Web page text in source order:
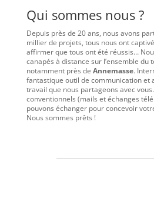
Qui sommes nous ?
Depuis près de 20 ans, nous avons
millier de projets, tous nous ont
affirmer que tous ont été réussis…
canapés à distance sur l’ensemble
notamment près de Annemasse.
fantastique outil de communication et
travail que nous partageons avec
conventionnels (mails et échanges
pouvons échanger pour concevoir
Nous sommes prêts !